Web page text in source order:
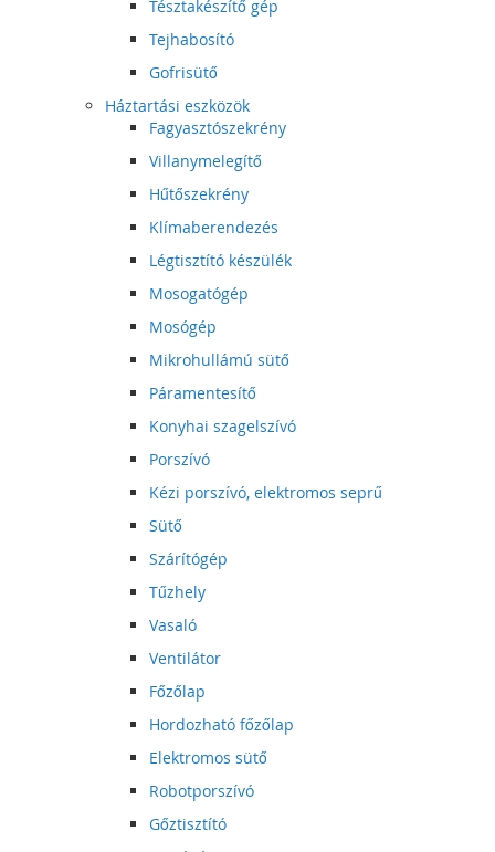
Tésztakészítő gép
Tejhabosító
Gofrisütő
Háztartási eszközök
Fagyasztószekrény
Villanymelegítő
Hűtőszekrény
Klímaberendezés
Légtisztító készülék
Mosogatógép
Mosógép
Mikrohullámú sütő
Páramentesítő
Konyhai szagelszívó
Porszívó
Kézi porszívó, elektromos seprű
Sütő
Szárítógép
Tűzhely
Vasaló
Ventilátor
Főzőlap
Hordozható főzőlap
Elektromos sütő
Robotporszívó
Gőztisztító